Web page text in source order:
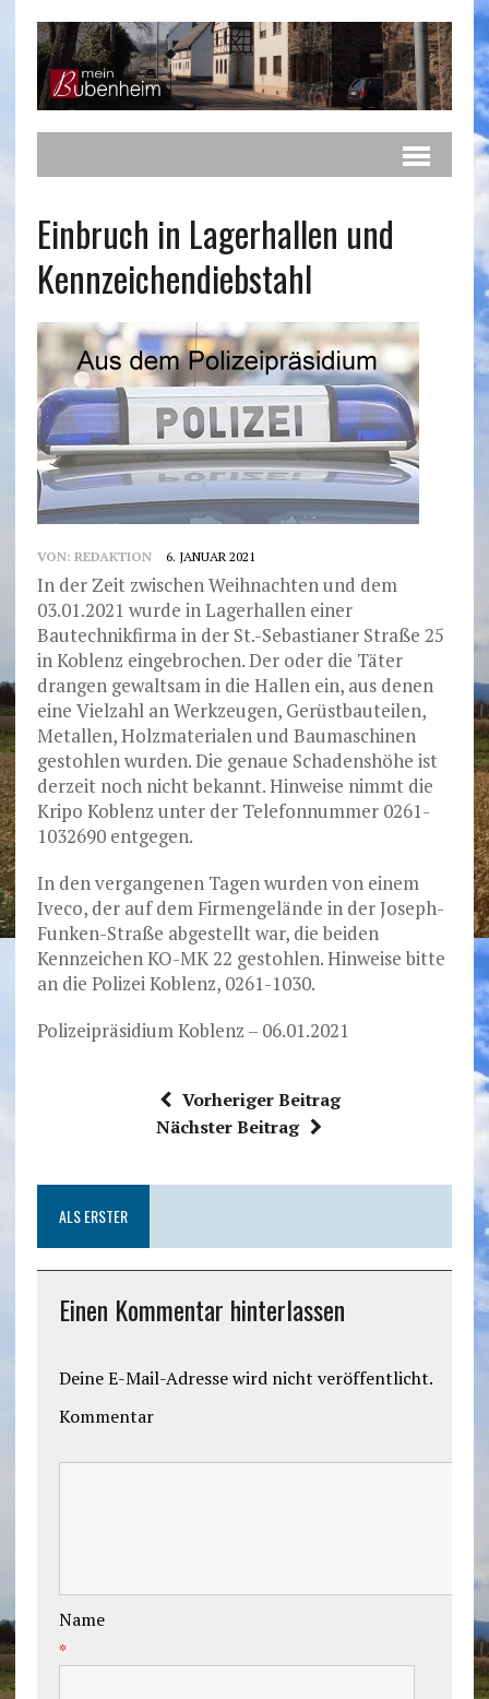
Einbruch in Lagerhallen und
Kennzeichendiebstahl
VON: REDAKTION 6. JANUAR 2021
In der Zeit zwischen Weihnachten und dem
03.01.2021 wurde in Lagerhallen einer
Bautechnikfirma in der St.-Sebastianer Straße 25
in Koblenz eingebrochen. Der oder die Täter
drangen gewaltsam in die Hallen ein, aus denen
eine Vielzahl an Werkzeugen, Gerüstbauteilen,
Metallen, Holzmaterialen und Baumaschinen
gestohlen wurden. Die genaue Schadenshöhe ist
derzeit noch nicht bekannt. Hinweise nimmt die
Kripo Koblenz unter der Telefonnummer 0261-
1032690 entgegen.
In den vergangenen Tagen wurden von einem
Iveco, der auf dem Firmengelände in der Joseph-
Funken-Straße abgestellt war, die beiden
Kennzeichen KO-MK 22 gestohlen. Hinweise bitte
an die Polizei Koblenz, 0261-1030.
Polizeipräsidium Koblenz – 06.01.2021
Vorheriger Beitrag
Nächster Beitrag
ALS ERSTER
Einen Kommentar hinterlassen
Deine E-Mail-Adresse wird nicht veröffentlicht.
Kommentar
Name
*